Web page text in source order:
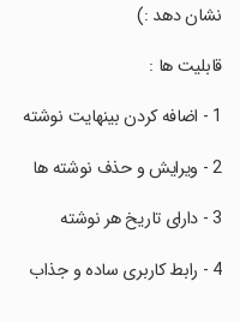
نشان دهد :)
‏قابلیت ها :